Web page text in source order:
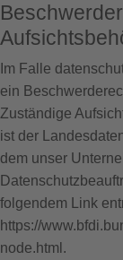
Im Falle
ein
Zuständige
ist der
dem unser
folgendem Link
https://
node.html .